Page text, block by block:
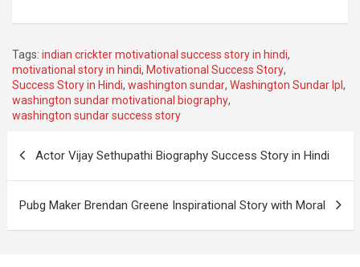
Tags: indian crickter motivational success story in hindi,
motivational story in hindi, Motivational Success Story,
Success Story in Hindi, washington sundar, Washington Sundar Ipl ,
washington sundar motivational biography,
washington sundar success story
navigation
Actor Vijay Sethupathi Biography Success Story in Hindi
Pubg Maker Brendan Greene Inspirational Story with Moral